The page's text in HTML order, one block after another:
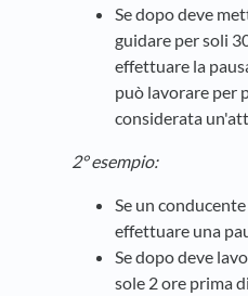
Se dopo deve
guidare per soli
effettuare la
può lavorare per
considerata
2° esempio:
Se un
effettuare una
Se dopo deve
sole 2 ore prima